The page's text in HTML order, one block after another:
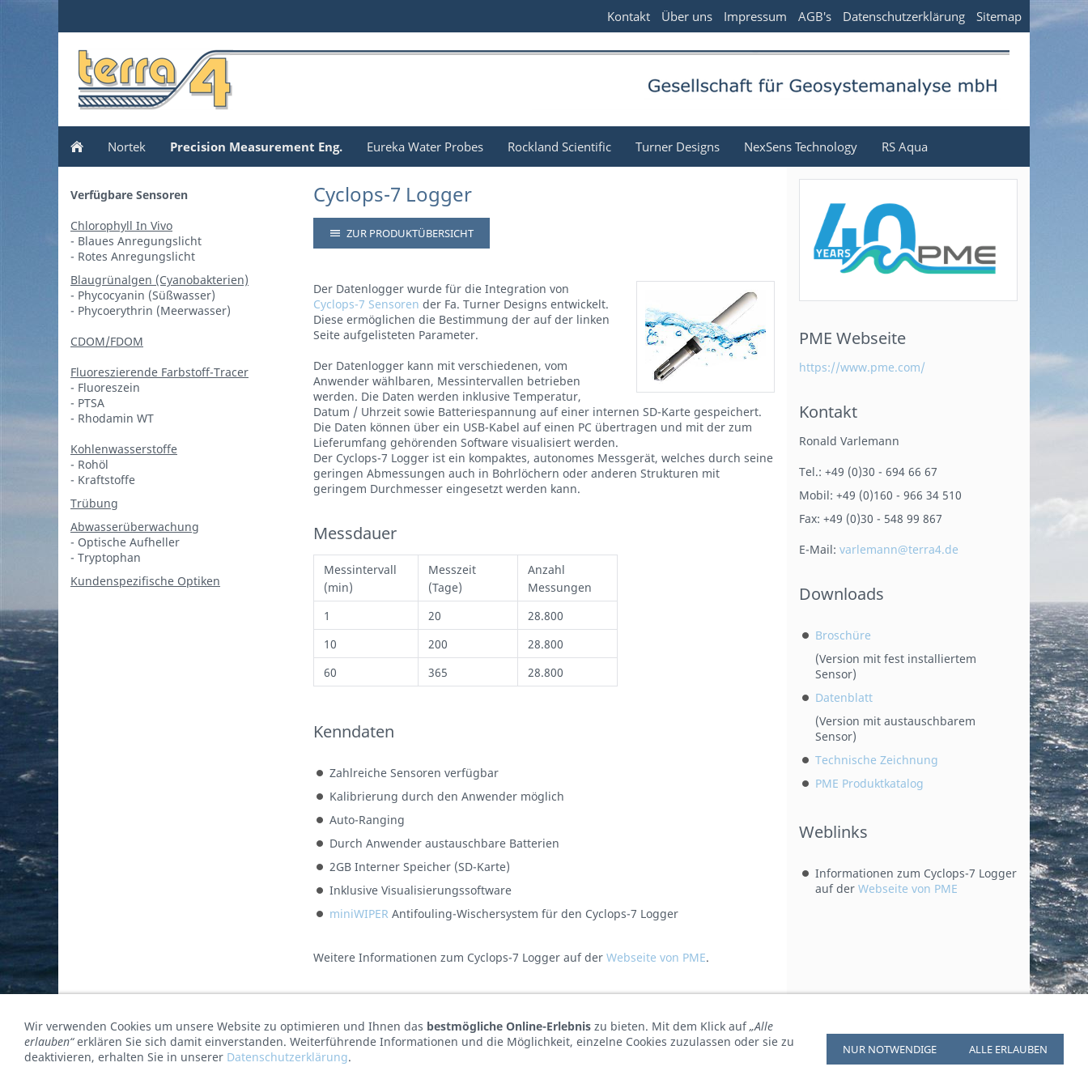
Kontakt Über uns Impressum AGB's Datenschutzerklärung Sitemap
Nortek Precision Measurement Eng. Eureka Water Probes Rockland Scientific Turner Designs NexSens Technology RS Aqua
Verfügbare Sensoren
Chlorophyll In Vivo
- Blaues Anregungslicht
- Rotes Anregungslicht
Blaugrünalgen (Cyanobakterien)
- Phycocyanin (Süßwasser)
- Phycoerythrin (Meerwasser)
CDOM/FDOM
Fluoreszierende Farbstoff-Tracer
- Fluoreszein
- PTSA
- Rhodamin WT
Kohlenwasserstoffe
- Rohöl
- Kraftstoffe
Trübung
Abwasserüberwachung
- Optische Aufheller
- Tryptophan
Kundenspezifische Optiken
Cyclops-7 Logger
ZUR PRODUKTÜBERSICHT
Der Datenlogger wurde für die Integration von
Cyclops-7 Sensoren der Fa. Turner Designs entwickelt.
Diese ermöglichen die Bestimmung der auf der linken
Seite aufgelisteten Parameter.
Der Datenlogger kann mit verschiedenen, vom
Anwender wählbaren, Messintervallen betrieben
werden. Die Daten werden inklusive Temperatur,
Datum / Uhrzeit sowie Batteriespannung auf einer internen SD-Karte gespeichert.
Die Daten können über ein USB-Kabel auf einen PC übertragen und mit der zum
Lieferumfang gehörenden Software visualisiert werden.
Der Cyclops-7 Logger ist ein kompaktes, autonomes Messgerät, welches durch seine
geringen Abmessungen auch in Bohrlöchern oder anderen Strukturen mit
geringem Durchmesser eingesetzt werden kann.
Messdauer
Messintervall
(min)
Messzeit
(Tage)
Anzahl
Messungen
1
20
28.800
10
200
28.800
60
365 28.800
Kenndaten
Zahlreiche Sensoren verfügbar
Kalibrierung durch den Anwender möglich
Auto-Ranging
Durch Anwender austauschbare Batterien
2GB Interner Speicher (SD-Karte)
Inklusive Visualisierungssoftware
miniWIPER Antifouling-Wischersystem für den Cyclops-7 Logger
Weitere Informationen zum Cyclops-7 Logger auf der Webseite von PME.
PME Webseite
https://www.pme.com/
Kontakt
Ronald Varlemann
Tel.: +49 (0)30 - 694 66 67
Mobil: +49 (0)160 - 966 34 510
Fax: +49 (0)30 - 548 99 867
E-Mail: varlemann@terra4.de
Downloads
Broschüre
(Version mit fest installiertem
Sensor)
Datenblatt
(Version mit austauschbarem
Sensor)
Technische Zeichnung
PME Produktkatalog
Weblinks
Informationen zum Cyclops-7 Logger
auf der Webseite von PME
© terra4 GmbH 2026
Wir verwenden Cookies um unsere Website zu optimieren und Ihnen das bestmögliche Online-Erlebnis zu bieten. Mit dem Klick auf„Alle
erlauben“erklären Sie sich damit einverstanden. Weiterführende Informationen und die Möglichkeit, einzelne Cookies zuzulassen oder sie zu
deaktivieren, erhalten Sie in unserer Datenschutzerklärung. NUR NOTWENDIGE ALLE ERLAUBEN